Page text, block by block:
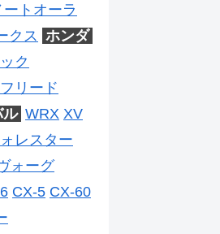
ートオーラ
クス ホンダ
ク
フリード
ル WRX XV
レスター
ォーグ
CX-5 CX-60